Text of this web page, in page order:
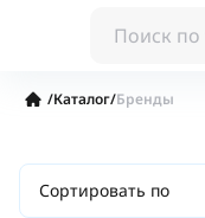
/Каталог/Бренды
Сортировать по